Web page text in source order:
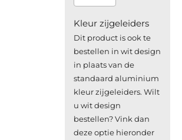
Kleur zijgeleiders
Dit product is ook te
bestellen in wit design
in plaats van de
standaard aluminium
kleur zijgeleiders. Wilt
u wit design
bestellen? Vink dan
deze optie hieronder